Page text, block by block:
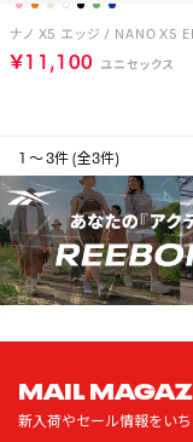
￥11,100
1 ～ 3件 (全3件)
MAIL
新入荷やセール情報をいち